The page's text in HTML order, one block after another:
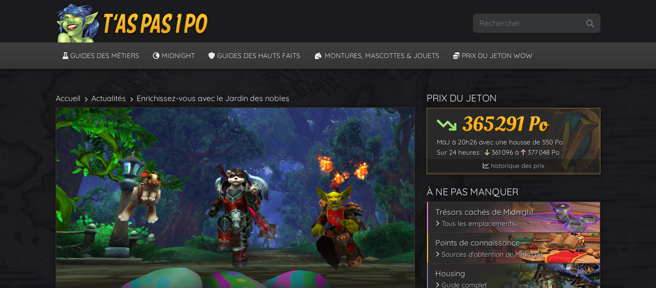
GUIDES DES MÉTIERS MIDNIGHT GUIDES DES HAUTS FAITS MONTURES, MASCOTTES & JOUETS PRIX DU JETON WOW
Accueil Actualités Enrichissez-vous avec le Jardin des nobles PRIX DU JETON
365 291Po
MàJ à 20h26 avec une hausse de 550 Po
Sur 24 heures :
361 096 à 377 048 Po
historique des prix
À NE PAS MANQUER
Trésors cachés de Midnight
Tous les emplacements
Points de connaissance
Sources d'obtention de Midnight
Housing
Guide complet